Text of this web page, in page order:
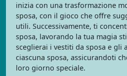
inizia con una trasformazione
sposa, con il gioco che offre
utili. Successivamente, ti
sposa, lavorando la tua magia
sceglierai i vestiti da sposa e gli
ciascuna sposa, assicurandoti
loro giorno speciale.